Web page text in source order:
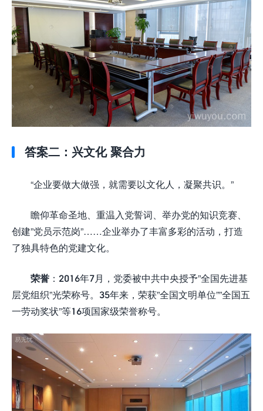
答案二：兴文化 聚合力
“企业要做大做强，就需要以文化人，凝聚共识。”
瞻仰革命圣地、重温入党誓词、举办党的知识竞赛、
创建”党员示范岗”……企业举办了丰富多彩的活动，打造
了独具特色的党建文化。
荣誉 ：2016年7月，党委被中共中央授予”全国先进基
层党组织”光荣称号。35年来，荣获”全国文明单位””全国五
一劳动奖状”等16项国家级荣誉称号。